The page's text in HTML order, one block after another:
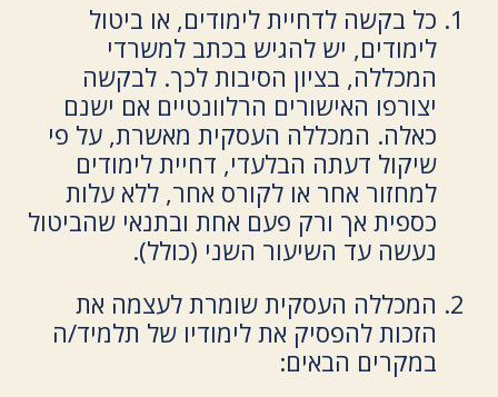
כל בקשה לדחיית לימודים, או ביטול
לימודים, יש להגיש בכתב למשרדי
המכללה, בציון הסיבות לכך. לבקשה
יצורפו האישורים הרלוונטיים אם ישנם
כאלה. המכללה העסקית מאשרת, על פי
שיקול דעתה הבלעדי, דחיית לימודים
למחזור אחר או לקורס אחר, ללא עלות
כספית אך ורק פעם אחת ובתנאי שהביטול
נעשה עד השיעור השני (כולל).
המכללה העסקית שומרת לעצמה את
הזכות להפסיק את לימודיו של תלמיד/ה
במקרים הבאים: